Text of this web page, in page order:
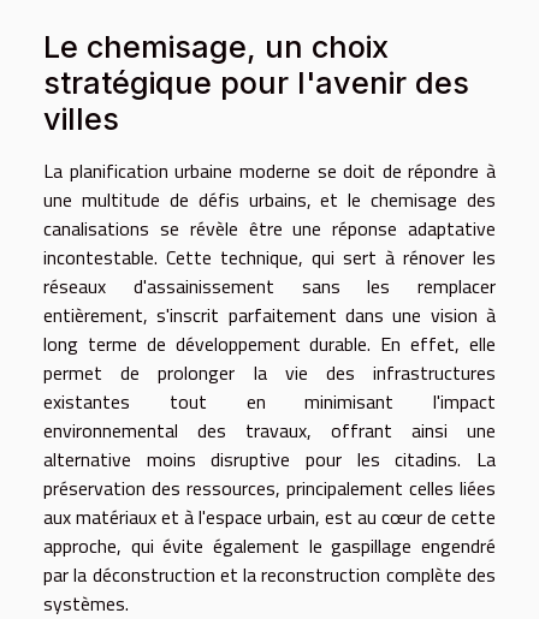
Le chemisage, un choix
stratégique pour l'avenir des
villes
La planification urbaine moderne se doit de répondre à
une multitude de défis urbains, et le chemisage des
canalisations se révèle être une réponse adaptative
incontestable. Cette technique, qui sert à rénover les
réseaux d'assainissement sans les remplacer
entièrement, s'inscrit parfaitement dans une vision à
long terme de développement durable. En effet, elle
permet de prolonger la vie des infrastructures
existantes tout en minimisant l'impact
environnemental des travaux, offrant ainsi une
alternative moins disruptive pour les citadins. La
préservation des ressources, principalement celles liées
aux matériaux et à l'espace urbain, est au cœur de cette
approche, qui évite également le gaspillage engendré
par la déconstruction et la reconstruction complète des
systèmes.